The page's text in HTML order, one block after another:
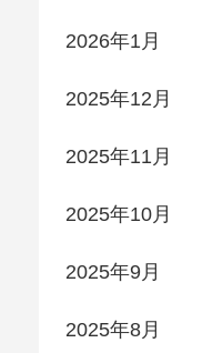
2026年1月
2025年12月
2025年11月
2025年10月
2025年9月
2025年8月